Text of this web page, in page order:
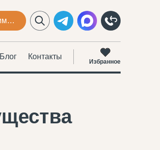
Рассчитать стоимость
Блог Контакты
Избранное